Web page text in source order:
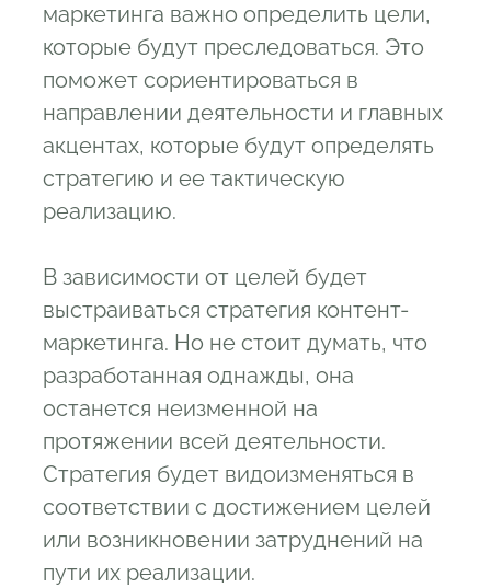
маркетинга важно определить цели,
которые будут преследоваться. Это
поможет сориентироваться в
направлении деятельности и главных
акцентах, которые будут определять
стратегию и ее тактическую
реализацию.
В зависимости от целей будет
выстраиваться стратегия контент-
маркетинга. Но не стоит думать, что
разработанная однажды, она
останется неизменной на
протяжении всей деятельности.
Стратегия будет видоизменяться в
соответствии с достижением целей
или возникновении затруднений на
пути их реализации.